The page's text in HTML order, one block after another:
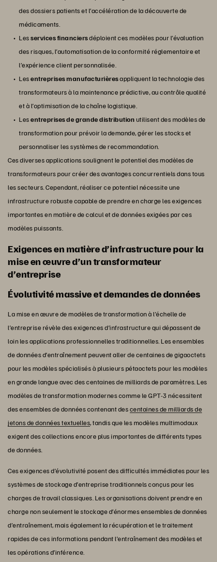
des dossiers patients et l’accélération de la découverte de
médicaments.
Lesservices financiersdéploient ces modèles pour l’évaluation
des risques, l’automatisation de la conformité réglementaire et
l’expérience client personnalisée.
Lesentreprises manufacturièresappliquent la technologie des
transformateurs à la maintenance prédictive, au contrôle qualité
et à l’optimisation de la chaîne logistique.
Lesentreprises de grande distribution utilisent des modèles de
transformation pour prévoir la demande, gérer les stocks et
personnaliser les systèmes de recommandation.
Ces diverses applications soulignent le potentiel des modèles de
transformateurs pour créer des avantages concurrentiels dans tous
les secteurs. Cependant, réaliser ce potentiel nécessite une
infrastructure robuste capable de prendre en charge les exigences
importantes en matière de calcul et de données exigées par ces
modèles puissants.
Exigences en matière d’infrastructure pour la
mise en œuvre d’un transformateur
d’entreprise
Évolutivité massive et demandes de données
La mise en œuvre de modèles de transformation à l’échelle de
l’entreprise révèle des exigences d’infrastructure qui dépassent de
loin les applications professionnelles traditionnelles. Les ensembles
de données d’entraînement peuvent aller de centaines de gigaoctets
pour les modèles spécialisés à plusieurs pétaoctets pour les modèles
en grande langue avec des centaines de milliards de paramètres. Les
modèles de transformation modernes comme le GPT-3 nécessitent
des ensembles de données contenant descentaines de milliards de
jetons de données textuelles, tandis que les modèles multimodaux
exigent des collections encore plus importantes de différents types
de données.
Ces exigences d’évolutivité posent des difficultés immédiates pour les
systèmes de stockage d’entreprise traditionnels conçus pour les
charges de travail classiques. Les organisations doivent prendre en
charge non seulement le stockage d’énormes ensembles de données
d’entraînement, mais également la récupération et le traitement
rapides de ces informations pendant l’entraînement des modèles et
les opérations d’inférence.